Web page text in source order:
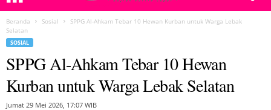
Beranda Sosial
SPPG Al-Ahkam Tebar 10 Hewan Kurban untuk Warga Lebak
Selatan
SOSIAL
SPPG Al-Ahkam Tebar 10 Hewan
Kurban untuk Warga Lebak Selatan
Jumat 29 Mei 2026, 17:07 WIB